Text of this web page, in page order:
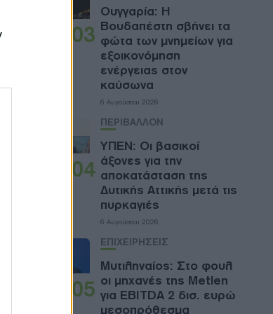
03
Ουγγαρία: Η
Βουδαπέστη σβήνει τα
φώτα των μνημείων για
εξοικονόμηση
ενέργειας στον
καύσωνα
6 Αυγούστου 2026
04
ΠΕΡΙΒΑΛΛΟΝ
ΥΠΕΝ: Oι βασικοί
άξονες για την
αποκατάσταση της
Δυτικής Αττικής μετά τις
πυρκαγιές
6 Αυγούστου 2026
05
ΕΠΙΧΕΙΡΗΣΕΙΣ
Μυτιληναίος: Στο φουλ
οι μηχανές της Metlen
για EBITDA 2 δισ. ευρώ
μεσοπρόθεσμα